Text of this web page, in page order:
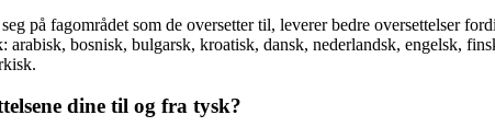
på fagområdet som de oversetter til, leverer bedre oversettelser
bosnisk, bulgarsk, kroatisk, dansk, nederlandsk, engelsk,
dine til og fra tysk?